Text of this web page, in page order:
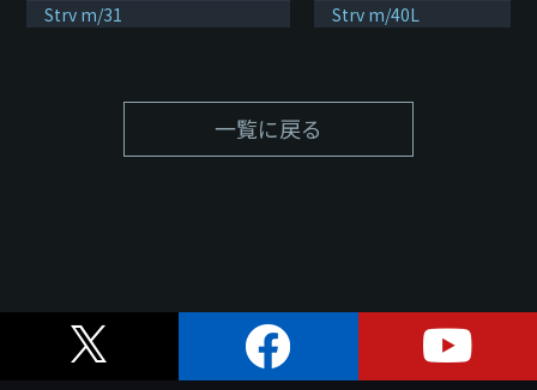
Strv m/31 Strv m/40L
一覧に戻る